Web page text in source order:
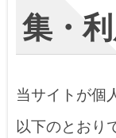
集・
当サイトが個
以下のとおり